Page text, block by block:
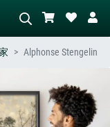
明してください – 例：
赤の多い抽象画、暗い
Alphonse Stengelin